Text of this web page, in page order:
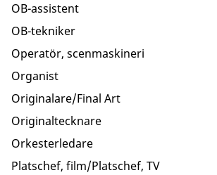
OB-assistent
OB-tekniker
Operatör, scenmaskineri
Organist
Originalare/Final Art
Originaltecknare
Orkesterledare
Platschef, film/Platschef, TV